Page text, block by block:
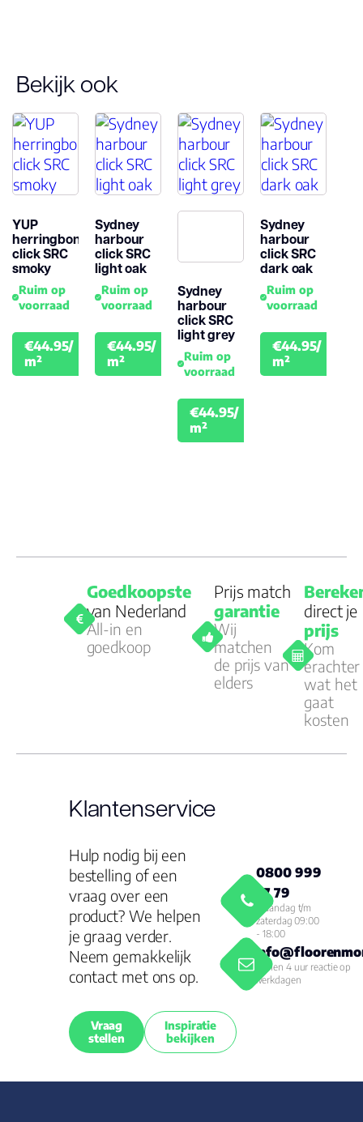
Garantie
Bekijk ook
YUP
herringbone
click SRC
smoky
Ruim op
voorraad
€44.95/
m²
€49.95
Sydney
harbour
click SRC
light oak
Ruim op
voorraad
€44.95/
m²
€49.95
Sydney
harbour
click SRC
light grey
Ruim op
voorraad
€44.95/
m²
Sydney
harbour
click SRC
dark oak
Ruim op
voorraad
€44.95/
m²
Goedkoopste
van Nederland
All-in en
goedkoop
Prijs match
garantie
Wij
matchen
de prijs van
elders
direct je
prijs
Kom
erachter
wat het
gaat
kosten
Klantenservice
Hulp nodig bij een
bestelling of een
vraag over een
product? We helpen
je graag verder.
Neem gemakkelijk
contact met ons op.
Vraag
stellen
Inspiratie
bekijken
0800 999
77 79
Maandag t/m
zaterdag 09:00
- 18:00
Binnen 4 uur reactie op
werkdagen